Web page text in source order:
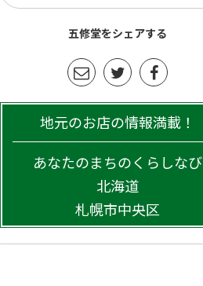
五修堂をシェアする
地元のお店の情報満載！
あなたのまちのくらしなび
北海道
札幌市中央区